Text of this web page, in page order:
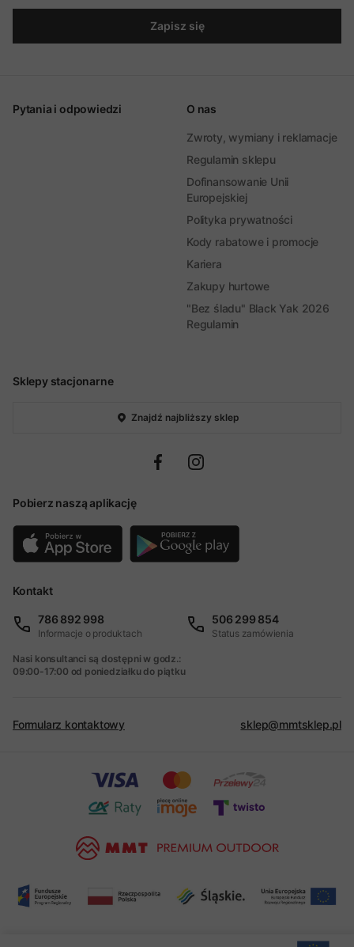
Zapisz się
Sklepy stacjonarne
Znajdź najbliższy sklep
Pobierz naszą aplikację
Pytania i odpowiedzi O nas
Zwroty, wymiany i reklamacje
Regulamin sklepu
Dofinansowanie Unii
Europejskiej
Polityka prywatności
Kody rabatowe i promocje
Kariera
Zakupy hurtowe
"Bez śladu" Black Yak 2026
Regulamin
Kontakt
786 892 998
Informacje o produktach
506 299 854
Status zamówienia
Nasi konsultanci są dostępni w godz.:
09:00-17:00 od poniedziałku do piątku
Formularz kontaktowy sklep@mmtsklep.pl